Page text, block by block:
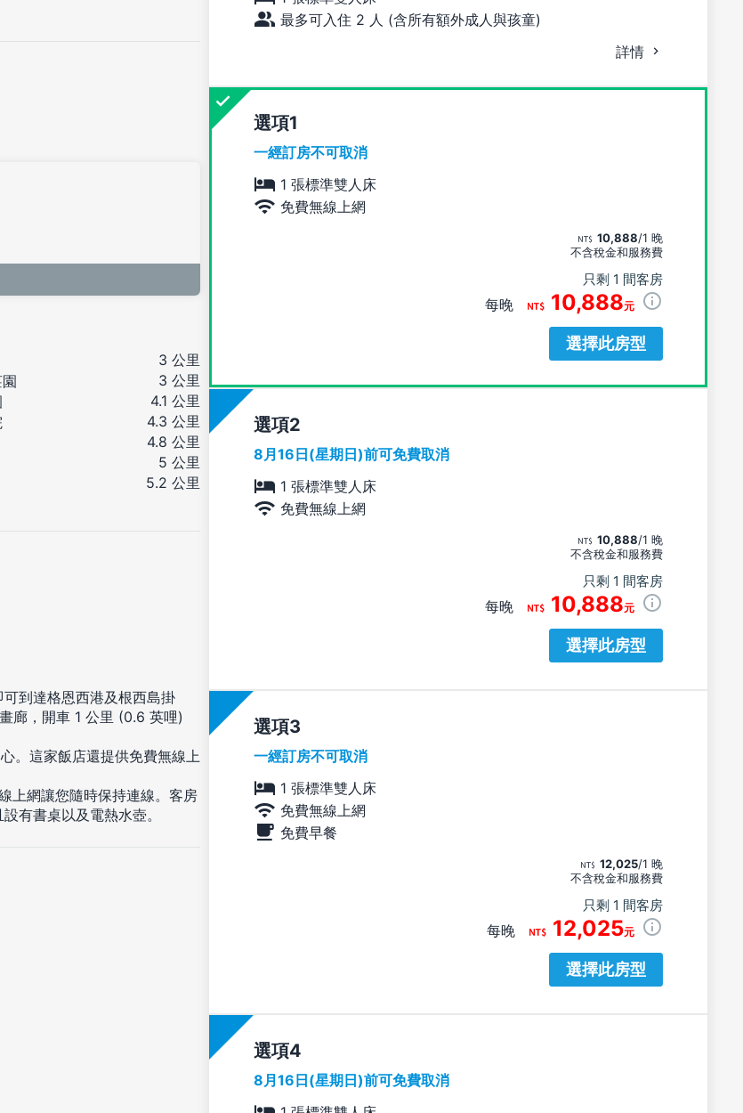
最多可入住 2 人 (含所有額外成人與孩童)
詳情
選項
一經訂房不可取消
1 張標準雙人床
免費無線上網
10,888/1 晚
不含稅金和服務費
只剩 1 間客房
每晚 10,888元
選擇此房型
選項
8月16日(星期日)前可免費取消
1 張標準雙人床
免費無線上網
10,888/1 晚
不含稅金和服務費
只剩 1 間客房
每晚 10,888元
選擇此房型
選項
一經訂房不可取消
1 張標準雙人床
免費無線上網
免費早餐
12,025/1 晚
不含稅金和服務費
只剩 1 間客房
每晚 12,025元
選擇此房型
選項
8月16日(星期日)前可免費取消
3 公里
3 公里
4.1 公里
4.3 公里
4.8 公里
5 公里
5.2 公里
到達格恩西港及根西島掛
廊，開車 1 公里 (0.6 英哩)
。這家飯店還提供免費無線上
上網讓您隨時保持連線。客房
有書桌以及電熱水壺。